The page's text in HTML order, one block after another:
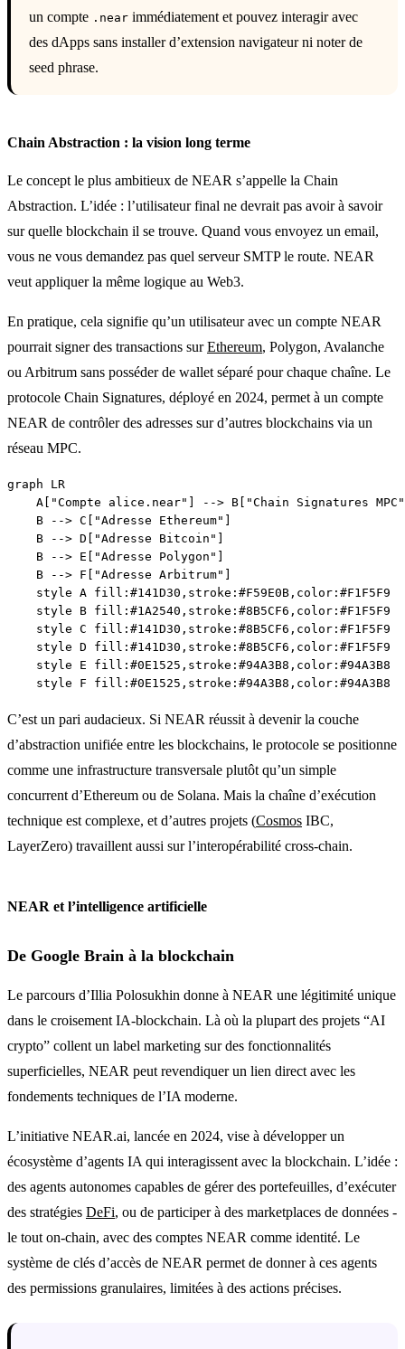
un compte .near immédiatement et pouvez interagir avec
des dApps sans installer d’extension navigateur ni noter de
seed phrase.
Chain Abstraction : la vision long terme
Le concept le plus ambitieux de NEAR s’appelle la Chain
Abstraction. L’idée : l’utilisateur final ne devrait pas avoir à savoir
sur quelle blockchain il se trouve. Quand vous envoyez un email,
vous ne vous demandez pas quel serveur SMTP le route. NEAR
veut appliquer la même logique au Web3.
En pratique, cela signifie qu’un utilisateur avec un compte NEAR
pourrait signer des transactions surEthereum, Polygon, Avalanche
ou Arbitrum sans posséder de wallet séparé pour chaque chaîne. Le
protocole Chain Signatures, déployé en 2024, permet à un compte
NEAR de contrôler des adresses sur d’autres blockchains via un
réseau MPC.
graph LR
A["Compte alice.near"] --> B["Chain Signatures
    B --> C["Adresse Ethereum"]
    B --> D["Adresse Bitcoin"]
    B --> E["Adresse Polygon"]
    B --> F["Adresse Arbitrum"]
    style A fill:#141D30,stroke:#F59E0B,color:#F1F5F9
    style B fill:#1A2540,stroke:#8B5CF6,color:#F1F5F9
    style C fill:#141D30,stroke:#8B5CF6,color:#F1F5F9
    style D fill:#141D30,stroke:#8B5CF6,color:#F1F5F9
    style E fill:#0E1525,stroke:#94A3B8,color:#94A3B8
C’est un pari audacieux. Si NEAR réussit à devenir la couche
d’abstraction unifiée entre les blockchains, le protocole se positionne
comme une infrastructure transversale plutôt qu’un simple
concurrent d’Ethereum ou de Solana. Mais la chaîne d’exécution
technique est complexe, et d’autres projets (Cosmos IBC,
LayerZero) travaillent aussi sur l’interopérabilité cross-chain.
NEAR et l’intelligence artificielle
De Google Brain à la blockchain
Le parcours d’Illia Polosukhin donne à NEAR une légitimité unique
dans le croisement IA-blockchain. Là où la plupart des projets “AI
crypto” collent un label marketing sur des fonctionnalités
superficielles, NEAR peut revendiquer un lien direct avec les
fondements techniques de l’IA moderne.
L’initiative NEAR.ai, lancée en 2024, vise à développer un
écosystème d’agents IA qui interagissent avec la blockchain. L’idée :
des agents autonomes capables de gérer des portefeuilles, d’exécuter
des stratégies DeFi, ou de participer à des marketplaces de données -
le tout on-chain, avec des comptes NEAR comme identité. Le
système de clés d’accès de NEAR permet de donner à ces agents
des permissions granulaires, limitées à des actions précises.